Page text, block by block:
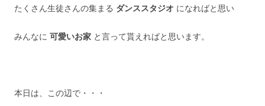
たくさん生徒さんの集まる ダンススタジオ になればと思い
みんなに 可愛いお家 と言って貰えればと思います。
本日は、この辺で・・・